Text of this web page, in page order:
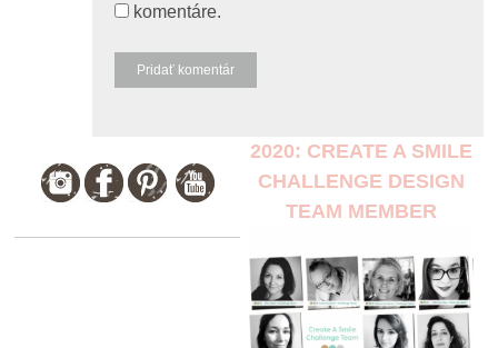
komentáre.
2020: CREATE A SMILE
CHALLENGE DESIGN
TEAM MEMBER